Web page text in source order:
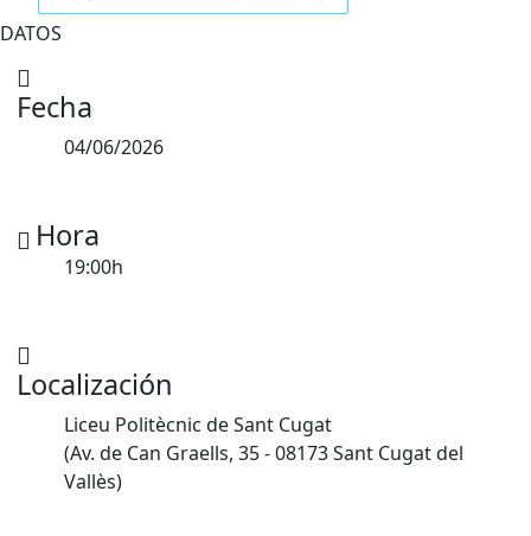
DATOS
Fecha
04/06/2026
Hora
19:00h
Localización
Liceu Politècnic de Sant Cugat
(Av. de Can Graells, 35 - 08173 Sant Cugat del
Vallès)